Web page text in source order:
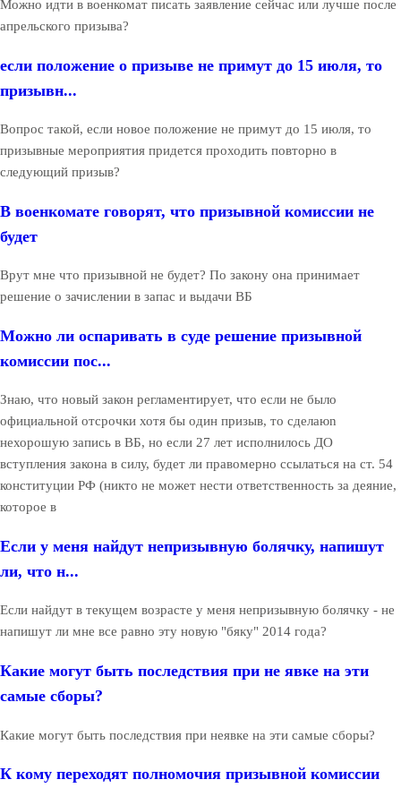
Можно идти в военкомат писать заявление сейчас или лучше после
апрельского призыва?
если положение о призыве не примут до 15 июля, то
призывн...
Вопрос такой, если новое положение не примут до 15 июля, то
призывные мероприятия придется проходить повторно в
следующий призыв?
В военкомате говорят, что призывной комиссии не
будет
Врут мне что призывной не будет? По закону она принимает
решение о зачислении в запас и выдачи ВБ
Можно ли оспаривать в суде решение призывной
комиссии пос...
Знаю, что новый закон регламентирует, что если не было
официальной отсрочки хотя бы один призыв, то сделаюn
нехорошую запись в ВБ, но если 27 лет исполнилось ДО
вступления закона в силу, будет ли правомерно ссылаться на ст. 54
конституции РФ (никто не может нести ответственность за деяние,
которое в
Если у меня найдут непризывную болячку, напишут
ли, что н...
Если найдут в текущем возрасте у меня непризывную болячку - не
напишут ли мне все равно эту новую "бяку" 2014 года?
Какие могут быть последствия при не явке на эти
самые сборы?
Какие могут быть последствия при неявке на эти самые сборы?
К кому переходят полномочия призывной комиссии